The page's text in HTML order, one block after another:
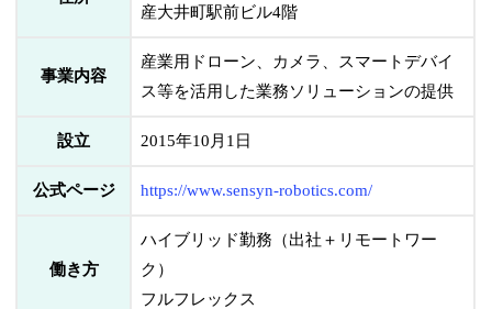
産大井町駅前ビル4階
事業内容
産業用ドローン、カメラ、スマートデバイ
ス等を活用した業務ソリューションの提供
設立 2015年10月1日
公式ページ https://www.sensyn-robotics.com/
働き方
ハイブリッド勤務（出社＋リモートワー
ク）
フルフレックス